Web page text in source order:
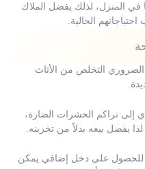
المنزل، لذلك يفضل الملاك
الحالية.
التخلص من الأثاث
إلى تراكم الحشرات الضارة،
يفضل بيعه بدلاً من تخزينه.
للحصول على دخل إضافي يمكن